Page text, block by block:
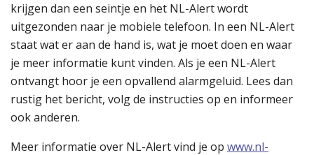
krijgen dan een seintje en het NL-Alert wordt
uitgezonden naar je mobiele telefoon. In een NL-Alert
staat wat er aan de hand is, wat je moet doen en waar
je meer informatie kunt vinden. Als je een NL-Alert
ontvangt hoor je een opvallend alarmgeluid. Lees dan
rustig het bericht, volg de instructies op en informeer
ook anderen.
Meer informatie over NL-Alert vind je op www.nl-